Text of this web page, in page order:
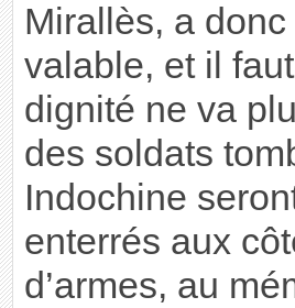
Mirallès, a
valable, et il
dignité ne va
des soldats
Indochine
enterrés aux
d’armes, au